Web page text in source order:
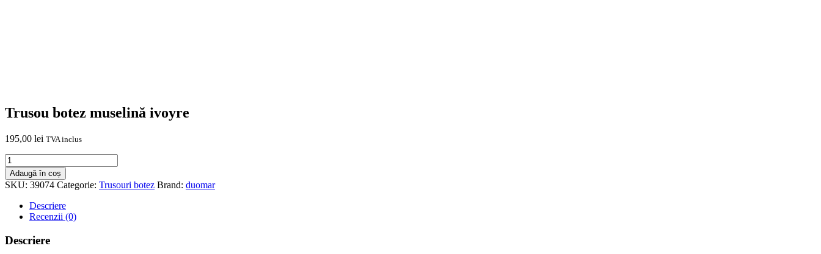
Trusou botez muselină ivoyre
195,00 lei TVA inclus
Cantitate
Trusou
botez
muselină
ivoyre
Adaugă în coș
SKU: 39074 Categorie: Trusouri botez Brand: duomar
Descriere
Recenzii (0)
Descriere